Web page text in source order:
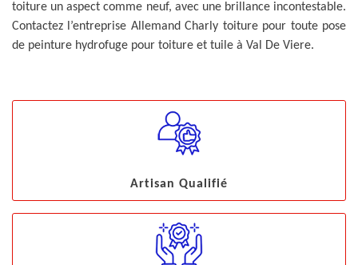
toiture un aspect comme neuf, avec une brillance incontestable.
Contactez l’entreprise Allemand Charly toiture pour toute pose
de peinture hydrofuge pour toiture et tuile à Val De Viere.
Artisan Qualifié